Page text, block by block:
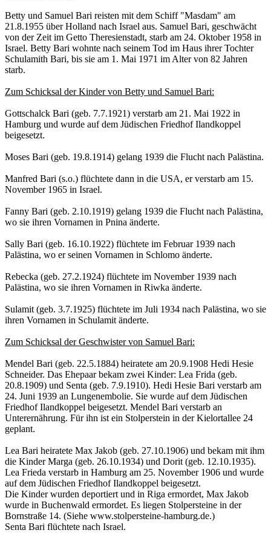
Betty und Samuel Bari reisten mit dem Schiff "Masdam" am
21.8.1955 über Holland nach Israel aus. Samuel Bari, geschwächt
von der Zeit im Getto Theresienstadt, starb am 24. Oktober 1958 in
Israel. Betty Bari wohnte nach seinem Tod im Haus ihrer Tochter
Schulamith Bari, bis sie am 1. Mai 1971 im Alter von 82 Jahren
starb.
Zum Schicksal der Kinder von Betty und Samuel Bari:
Gottschalck Bari (geb. 7.7.1921) verstarb am 21. Mai 1922 in
Hamburg und wurde auf dem Jüdischen Friedhof Ilandkoppel
beigesetzt.
Moses Bari (geb. 19.8.1914) gelang 1939 die Flucht nach Palästina.
Manfred Bari (s.o.) flüchtete dann in die USA, er verstarb am 15.
November 1965 in Israel.
Fanny Bari (geb. 2.10.1919) gelang 1939 die Flucht nach Palästina,
wo sie ihren Vornamen in Pnina änderte.
Sally Bari (geb. 16.10.1922) flüchtete im Februar 1939 nach
Palästina, wo er seinen Vornamen in Schlomo änderte.
Rebecka (geb. 27.2.1924) flüchtete im November 1939 nach
Palästina, wo sie ihren Vornamen in Riwka änderte.
Sulamit (geb. 3.7.1925) flüchtete im Juli 1934 nach Palästina, wo sie
ihren Vornamen in Schulamit änderte.
Zum Schicksal der Geschwister von Samuel Bari:
Mendel Bari (geb. 22.5.1884) heiratete am 20.9.1908 Hedi Hesie
Schneider. Das Ehepaar bekam zwei Kinder: Lea Frida (geb.
20.8.1909) und Senta (geb. 7.9.1910). Hedi Hesie Bari verstarb am
24. Juni 1939 an Lungenembolie. Sie wurde auf dem Jüdischen
Friedhof Ilandkoppel beigesetzt. Mendel Bari verstarb an
Unterernährung. Für ihn ist ein Stolperstein in der Kielortallee 24
geplant.
Lea Bari heiratete Max Jakob (geb. 27.10.1906) und bekam mit ihm
die Kinder Marga (geb. 26.10.1934) und Dorit (geb. 12.10.1935).
Lea Frieda verstarb in Hamburg am 25. November 1906 und wurde
auf dem Jüdischen Friedhof Ilandkoppel beigesetzt.
Die Kinder wurden deportiert und in Riga ermordet, Max Jakob
wurde in Buchenwald ermordet. Es liegen Stolpersteine in der
Bornstraße 14. (Siehe www.stolpersteine-hamburg.de.)
Senta Bari flüchtete nach Israel.